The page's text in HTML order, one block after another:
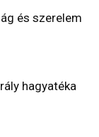
és szerelem
hagyatéka